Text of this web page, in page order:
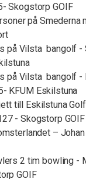
Skogstorp GOIF
på Smederna
på Vilsta bangolf -
på Vilsta bangolf -
KFUM Eskilstuna
till Eskilstuna
- Skogstorp GOIF
–
2 tim bowling -
GOIF